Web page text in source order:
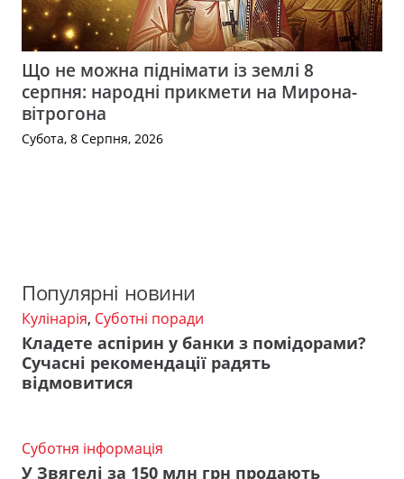
Що не можна піднімати із землі 8
серпня: народні прикмети на Мирона-
вітрогона
Субота, 8 Серпня, 2026
Популярні новини
Кулінарія, Суботні поради
Кладете аспірин у банки з помідорами?
Сучасні рекомендації радять
відмовитися
Суботня інформація
У Звягелі за 150 млн грн продають